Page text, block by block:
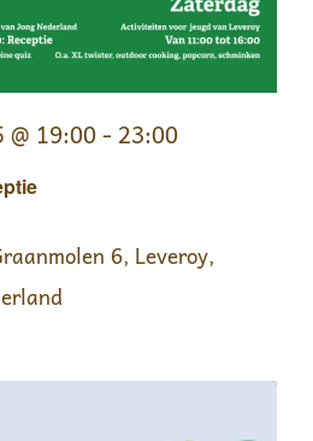
@ 19:00- 23:00
6, Leveroy,